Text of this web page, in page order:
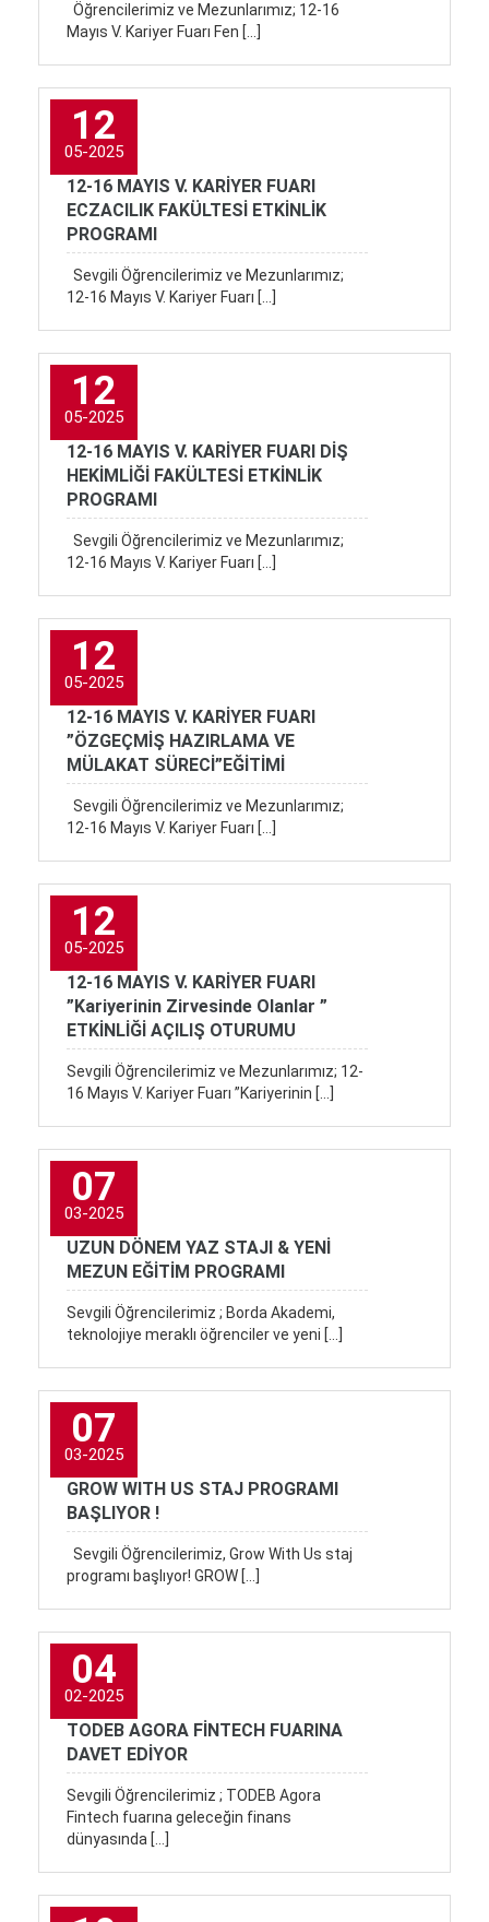
Öğrencilerimiz ve Mezunlarımız; 12-16
Mayıs V. Kariyer Fuarı Fen […]
12
05-2025
12-16 MAYIS V. KARİYER FUARI
ECZACILIK FAKÜLTESİ ETKİNLİK
PROGRAMI
Sevgili Öğrencilerimiz ve Mezunlarımız;
12-16 Mayıs V. Kariyer Fuarı […]
12
05-2025
12-16 MAYIS V. KARİYER FUARI DİŞ
HEKİMLİĞİ FAKÜLTESİ ETKİNLİK
PROGRAMI
Sevgili Öğrencilerimiz ve Mezunlarımız;
12-16 Mayıs V. Kariyer Fuarı […]
12
05-2025
12-16 MAYIS V. KARİYER FUARI
”ÖZGEÇMİŞ HAZIRLAMA VE
MÜLAKAT SÜRECİ”EĞİTİMİ
Sevgili Öğrencilerimiz ve Mezunlarımız;
12-16 Mayıs V. Kariyer Fuarı […]
12
05-2025
12-16 MAYIS V. KARİYER FUARI
”Kariyerinin Zirvesinde Olanlar ”
ETKİNLİĞİ AÇILIŞ OTURUMU
Sevgili Öğrencilerimiz ve Mezunlarımız; 12-
16 Mayıs V. Kariyer Fuarı ”Kariyerinin […]
07
03-2025
UZUN DÖNEM YAZ STAJI & YENİ
MEZUN EĞİTİM PROGRAMI
Sevgili Öğrencilerimiz ; Borda Akademi,
teknolojiye meraklı öğrenciler ve yeni […]
07
03-2025
GROW WITH US STAJ PROGRAMI
BAŞLIYOR !
Sevgili Öğrencilerimiz, Grow With Us staj
programı başlıyor! GROW […]
04
02-2025
TODEB AGORA FİNTECH FUARINA
DAVET EDİYOR
Sevgili Öğrencilerimiz ; TODEB Agora
Fintech fuarına geleceğin finans
dünyasında […]